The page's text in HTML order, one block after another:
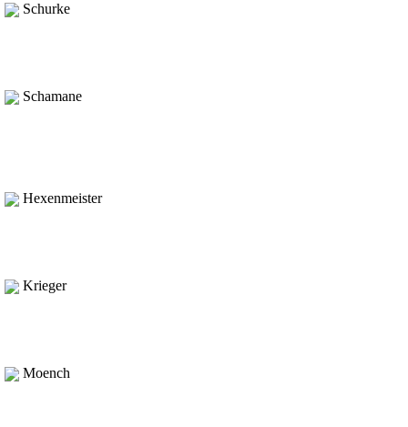
Schurke
Schamane
Hexenmeister
Krieger
Moench